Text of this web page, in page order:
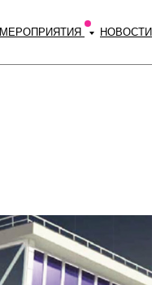
МЕРОПРИЯТИЯ НОВОСТИ